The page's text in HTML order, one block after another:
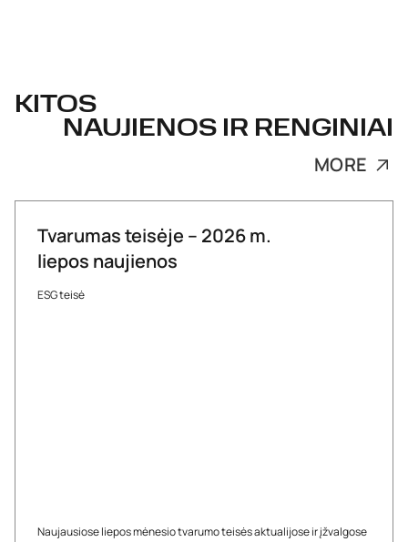
KITOS
NAUJIENOS IR RENGINIAI
MORE
Tvarumas teisėje – 2026 m.
liepos naujienos
ESG teisė
Naujausiose liepos mėnesio tvarumo teisės aktualijose ir įžvalgose